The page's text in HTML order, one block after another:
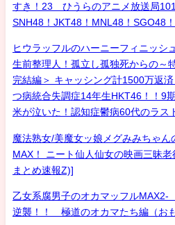
すき！23 ひうらのアニメ放送局
SNH48！JKT48！MNL48！SGO48
ヒウラッフルのハーニーフィニッシ
生前整理人！孤立し孤独死からの～
完結編＞ キャッシング計1500万返
つ病統合失調症14年生HKT46！！9
米が泣いた！認知症鬱病60代のラス
魔法熟女/美魔女ッ娘メグみみちゃ
MAX！ ニート仙人仙女の映画三昧
まとめ速報Z)]
乙女系腐男子のオカマッフル
逆襲！！ 極道のオカマたち編（お